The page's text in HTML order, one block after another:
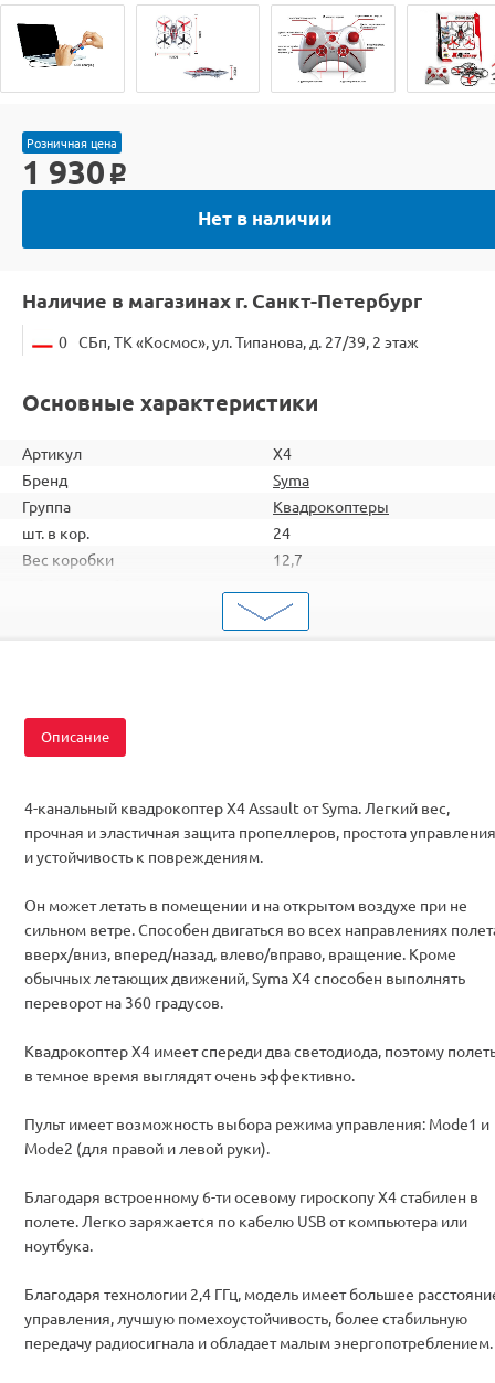
Розничная цена
1 930 o
Нет в наличии
Наличие в магазинах г. Санкт-Петербург
0 СБп, ТК «Космос», ул. Типанова, д. 27/39, 2 этаж
Основные характеристики
Артикул
X4
Бренд
Syma
Группа
Квадрокоптеры
шт. в кор.
24
Вес коробки
12,7
2000000003016
Описание
4-канальный квадрокоптер X4 Assault от Syma. Легкий вес,
прочная и эластичная защита пропеллеров, простота управления
и устойчивость к повреждениям.
Он может летать в помещении и на открытом воздухе при не
сильном ветре. Способен двигаться во всех направлениях
вверх/вниз, вперед/назад, влево/вправо, вращение. Кроме
обычных летающих движений, Syma X4 способен выполнять
переворот на 360 градусов.
Квадрокоптер X4 имеет спереди два светодиода, поэтому
в темное время выглядят очень эффективно.
Пульт имеет возможность выбора режима управления: Mode1 и
Mode2 (для правой и левой руки).
Благодаря встроенному 6-ти осевому гироскопу X4 стабилен в
полете. Легко заряжается по кабелю USB от компьютера или
ноутбука.
Благодаря технологии 2,4 ГГц, модель имеет большее
управления, лучшую помехоустойчивость, более стабильную
передачу радиосигнала и обладает малым энергопотреблением.